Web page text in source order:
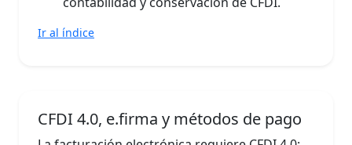
Ir al índice
CFDI 4.0, e.firma y métodos de pago